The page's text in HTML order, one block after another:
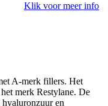
Klik voor meer info
A-merk fillers. Het
merk Restylane. De
en